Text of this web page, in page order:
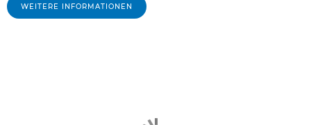
WEITERE INFORMATIONEN